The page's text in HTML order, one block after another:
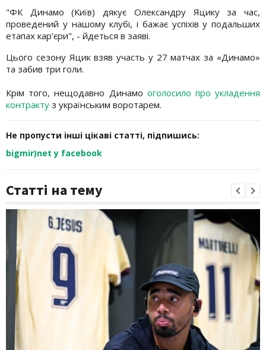
"ФК Динамо (Київ) дякує Олександру Яцику за час,
проведений у нашому клубі, і бажає успіхів у подальших
етапах кар’єри", - йдеться в заяві.
Цього сезону Яцик взяв участь у 27 матчах за «Динамо»
та забив три голи.
Крім того, нещодавно Динамо оголосило про укладення
контракту з українським воротарем.
Не пропусти інші цікаві статті, підпишись:
bigmir)net у facebook
Статті на тему